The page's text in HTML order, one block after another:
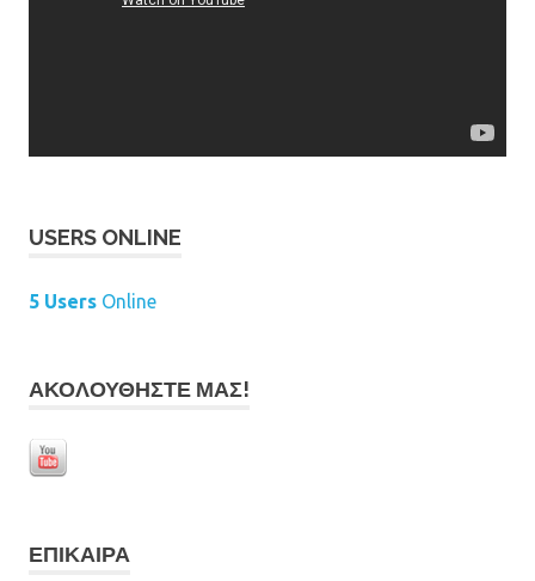
USERS ONLINE
5 Users Online
ΑΚΟΛΟΥΘΉΣΤΕ ΜΑΣ!
ΕΠΊΚΑΙΡΑ